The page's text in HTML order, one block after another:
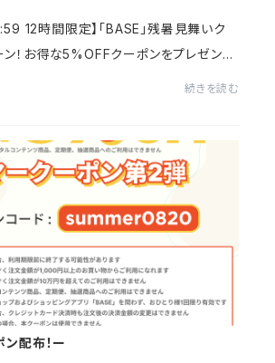
12時間限定】「BASE」残暑見舞いク
ン！お得な5%OFFクーポンをプレゼント
続きを読む
配布！ー